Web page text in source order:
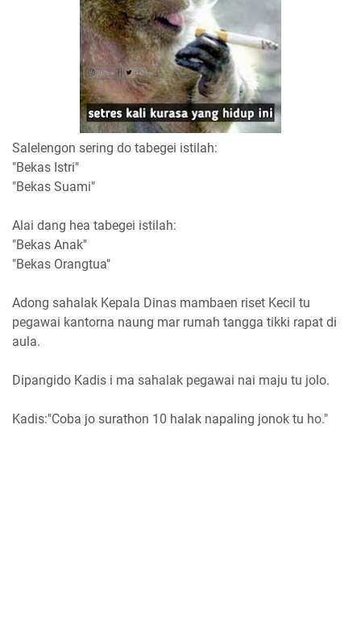
Salelengon sering do tabegei istilah:
"Bekas Istri"
"Bekas Suami"
Alai dang hea tabegei istilah:
"Bekas Anak"
"Bekas Orangtua"
Adong sahalak Kepala Dinas mambaen riset Kecil tu
pegawai kantorna naung mar rumah tangga tikki rapat di
aula.
Dipangido Kadis i ma sahalak pegawai nai maju tu jolo.
Kadis:"Coba jo surathon 10 halak napaling jonok tu ho."